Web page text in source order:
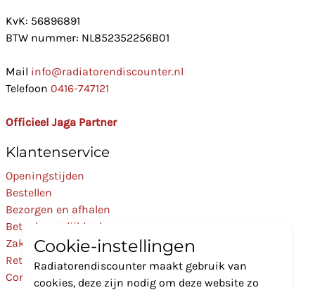
KvK: 56896891
BTW nummer: NL852352256B01
Mail info@radiatorendiscounter.nl
Telefoon 0416-747121
Officieel Jaga Partner
Klantenservice
Openingstijden
Bestellen
Bezorgen en afhalen
Betaalmogelijkheden
Zakelijk
Retourneren
Contact
Cookie-instellingen
Radiatorendiscounter maakt gebruik van
cookies, deze zijn nodig om deze website zo